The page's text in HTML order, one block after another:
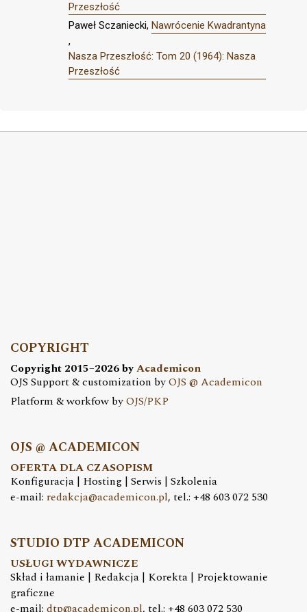
Przeszłość
Paweł Sczaniecki, Nawrócenie Kwadrantyna
,
Nasza Przeszłość: Tom 20 (1964): Nasza
Przeszłość
COPYRIGHT
Copyright 2015–2026 byAcademicon
OJS Support & customization byOJS @ Academicon
Platform & workfow byOJS/PKP
OJS @ ACADEMICON
OFERTA DLA CZASOPISM
Konfiguracja | Hosting | Serwis | Szkolenia
e-mail: redakcja@academicon.pl, tel.: +48 603 072 530
STUDIO DTP ACADEMICON
USŁUGI WYDAWNICZE
Skład i łamanie | Redakcja | Korekta | Projektowanie
graficzne
e-mail: dtp@academicon.pl, tel.: +48 603 072 530